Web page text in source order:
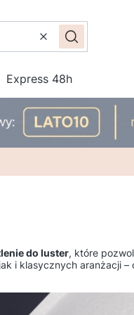
WyczyśćSzukaj
Express 48h
do luster, które
i klasycznych aranżacji